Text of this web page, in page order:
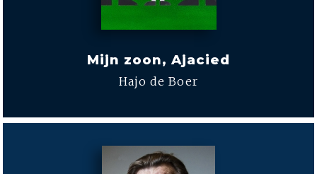
Mijn zoon, Ajacied
Hajo de Boer